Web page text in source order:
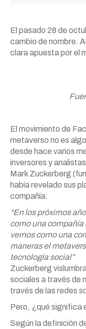
El pasado 28 de
cambio de nombre.
clara apuesta por el
El movimiento de
metaverso no es
desde hace varios
inversores y
Mark Zuckerberg
había revelado sus
compañía:
“En los próximos
como una compañía
vernos como una
maneras el
tecnología social”
Zuckerberg
sociales a través de
través de las redes
Pero, ¿qué significa
Según la definición